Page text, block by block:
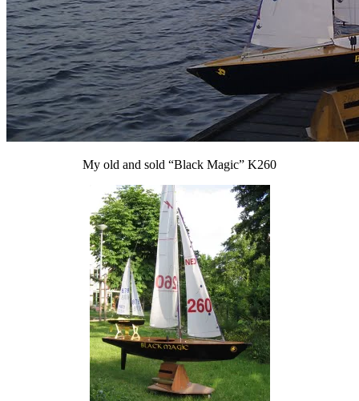
My old and sold “Black Magic” K260